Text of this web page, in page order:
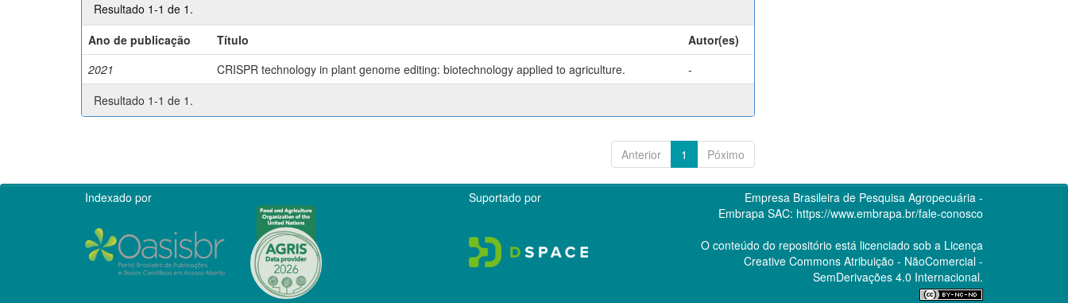
Resultado 1-1 de 1.
Ano de publicação
Título
Autor(es)
2021
CRISPR technology in plant genome editing: biotechnology applied to agriculture.
-
Resultado 1-1 de 1.
Anterior 1 Póximo
Indexado por Suportado por
Empresa Brasileira de Pesquisa Agropecuária -
Embrapa SAC: https://www.embrapa.br/fale-conosco
O conteúdo do repositório está licenciado sob a Licença
Creative CommonsAtribuição - NãoComercial -
SemDerivações 4.0 Internacional.